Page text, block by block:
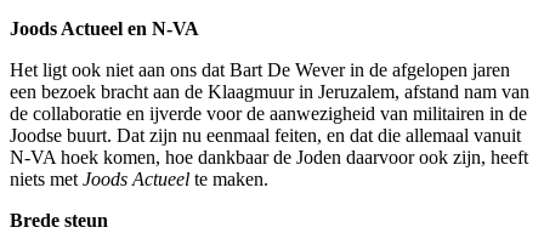
Joods Actueel en N-VA
Het ligt ook niet aan ons dat Bart De Wever in de afgelopen jaren
een bezoek bracht aan de Klaagmuur in Jeruzalem, afstand nam van
de collaboratie en ijverde voor de aanwezigheid van militairen in de
Joodse buurt. Dat zijn nu eenmaal feiten, en dat die allemaal vanuit
N-VA hoek komen, hoe dankbaar de Joden daarvoor ook zijn, heeft
niets met Joods Actueel te maken.
Brede steun